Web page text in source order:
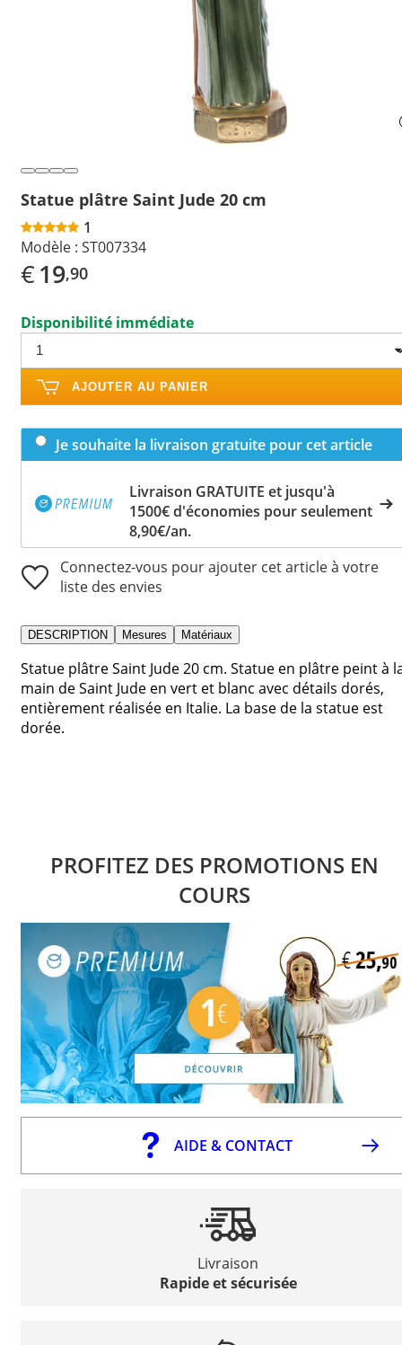
Statue plâtre Saint Jude 20 cm
1
Modèle : ST007334
€19,90
Disponibilité immédiate
AJOUTER AU PANIER
Je souhaite la livraison gratuite pour cet article
Livraison GRATUITE et jusqu'à
1500€ d'économies pour seulement
8,90€/an.
Connectez-vous pour ajouter cet article à votre
liste des envies
DESCRIPTION Mesures Matériaux
Statue plâtre Saint Jude 20 cm. Statue en plâtre peint à
main de Saint Jude en vert et blanc avec détails dorés,
entièrement réalisée en Italie. La base de la statue est
dorée.
PROFITEZ DES PROMOTIONS EN
COURS
AIDE & CONTACT
Livraison
Rapide et sécurisée